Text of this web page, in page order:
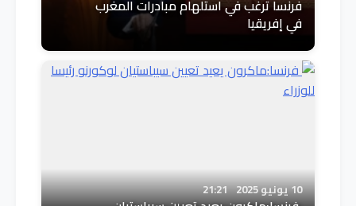
فرنسا ترغب في استلهام مبادرات المغرب
في إفريقيا
10 يونيو 2025 21:21